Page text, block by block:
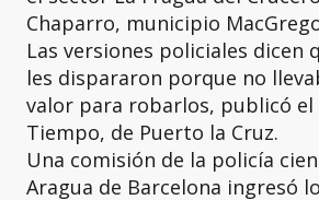
Chaparro, municipio
Las versiones policiales dicen
les dispararon porque no
valor para robarlos, publicó el
Tiempo, de Puerto la Cruz.
Una comisión de la policía
Aragua de Barcelona ingresó